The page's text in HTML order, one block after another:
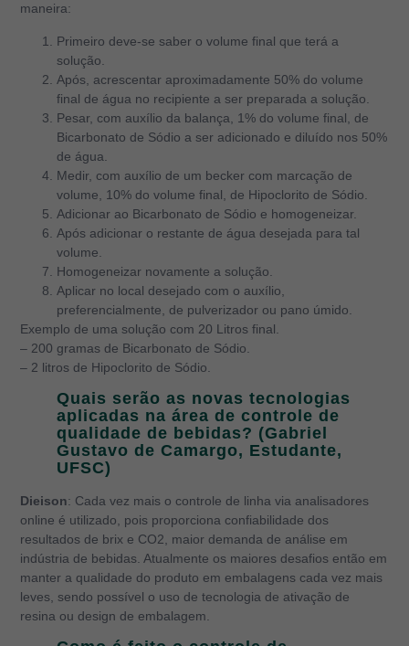
maneira:
Primeiro deve-se saber o volume final que terá a
solução.
Após, acrescentar aproximadamente 50% do volume
final de água no recipiente a ser preparada a solução.
Pesar, com auxílio da balança, 1% do volume final, de
Bicarbonato de Sódio a ser adicionado e diluído nos 50%
de água.
Medir, com auxílio de um becker com marcação de
volume, 10% do volume final, de Hipoclorito de Sódio.
Adicionar ao Bicarbonato de Sódio e homogeneizar.
Após adicionar o restante de água desejada para tal
volume.
Homogeneizar novamente a solução.
Aplicar no local desejado com o auxílio,
preferencialmente, de pulverizador ou pano úmido.
Exemplo de uma solução com 20 Litros final.
– 200 gramas de Bicarbonato de Sódio.
– 2 litros de Hipoclorito de Sódio.
Quais serão as novas tecnologias
aplicadas na área de controle de
qualidade de bebidas? (Gabriel
Gustavo de Camargo, Estudante,
UFSC)
Dieison: Cada vez mais o controle de linha via analisadores
online é utilizado, pois proporciona confiabilidade dos
resultados de brix e CO2, maior demanda de análise em
indústria de bebidas. Atualmente os maiores desafios então em
manter a qualidade do produto em embalagens cada vez mais
leves, sendo possível o uso de tecnologia de ativação de
resina ou design de embalagem.